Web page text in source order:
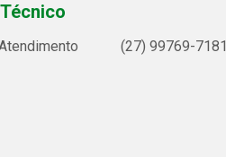
(27) 99769-7181